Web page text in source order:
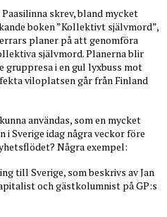
skrev, bland mycket
boken ”Kollektivt självmord”,
planer på att genomföra
självmord. Planerna blir
i en gul lyxbuss mot
viloplatsen går från Finland
användas, som en mycket
Sverige idag några veckor före
Några exempel:
till Sverige, som beskrivs av Jan
och gästkolumnist på GP:s